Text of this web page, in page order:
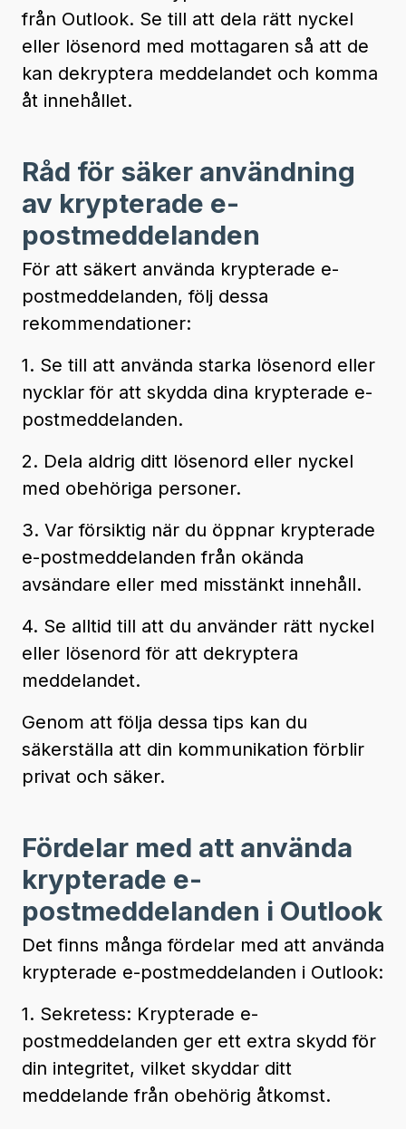
från Outlook. Se till att dela rätt nyckel
eller lösenord med mottagaren så att de
kan dekryptera meddelandet och komma
åt innehållet.
Råd för säker användning
av krypterade e-
postmeddelanden
För att säkert använda krypterade e-
postmeddelanden, följ dessa
rekommendationer:
1. Se till att använda starka lösenord eller
nycklar för att skydda dina krypterade e-
postmeddelanden.
2. Dela aldrig ditt lösenord eller nyckel
med obehöriga personer.
3. Var försiktig när du öppnar krypterade
e-postmeddelanden från okända
avsändare eller med misstänkt innehåll.
4. Se alltid till att du använder rätt nyckel
eller lösenord för att dekryptera
meddelandet.
Genom att följa dessa tips kan du
säkerställa att din kommunikation förblir
privat och säker.
Fördelar med att använda
krypterade e-
postmeddelanden i Outlook
Det finns många fördelar med att använda
krypterade e-postmeddelanden i Outlook:
1. Sekretess: Krypterade e-
postmeddelanden ger ett extra skydd för
din integritet, vilket skyddar ditt
meddelande från obehörig åtkomst.